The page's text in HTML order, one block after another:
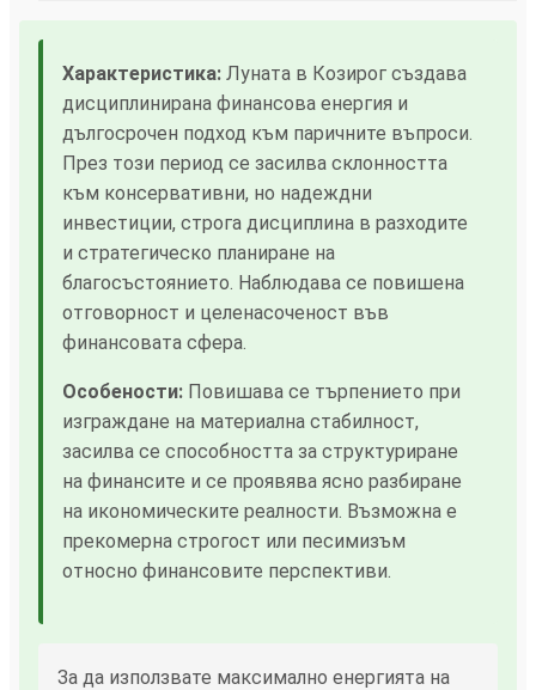
Характеристика: Луната в Козирог създава
дисциплинирана финансова енергия и
дългосрочен подход към паричните въпроси.
През този период се засилва склонността
към консервативни, но надеждни
инвестиции, строга дисциплина в разходите
и стратегическо планиране на
благосъстоянието. Наблюдава се повишена
отговорност и целенасоченост във
финансовата сфера.
Особености: Повишава се търпението при
изграждане на материална стабилност,
засилва се способността за структуриране
на финансите и се проявява ясно разбиране
на икономическите реалности. Възможна е
прекомерна строгост или песимизъм
относно финансовите перспективи.
За да използвате максимално енергията на